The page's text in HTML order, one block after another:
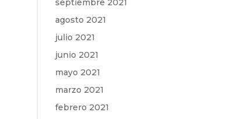
septiembre 2021
agosto 2021
julio 2021
junio 2021
mayo 2021
marzo 2021
febrero 2021